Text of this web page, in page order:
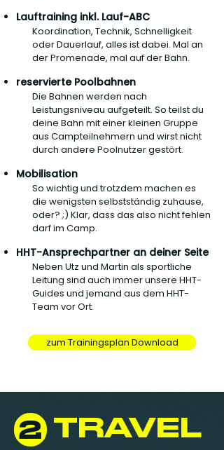
Lauftraining inkl. Lauf-ABC
Koordination, Technik, Schnelligkeit
oder Dauerlauf, alles ist dabei. Mal an
der Promenade, mal auf der Bahn.
reservierte Poolbahnen
Die Bahnen werden nach
Leistungsniveau aufgeteilt. So teilst du
deine Bahn mit einer kleinen Gruppe
aus Campteilnehmern und wirst nicht
durch andere Poolnutzer gestört.
Mobilisation
So wichtig und trotzdem machen es
die wenigsten selbstständig zuhause,
oder? ;) Klar, dass das also nicht fehlen
darf im Camp.
HHT-Ansprechpartner an deiner Seite
Neben Utz und Martin als sportliche
Leitung sind auch immer unsere HHT-
Guides und jemand aus dem HHT-
Team vor Ort.
zum Trainingsplan Download
2 TRAVEL